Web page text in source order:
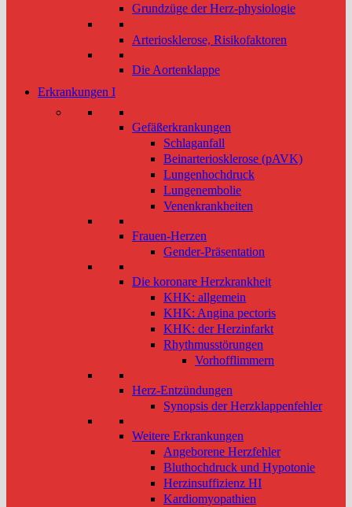
Grundzüge der Herz-physiologie
Arteriosklerose, Risikofaktoren
Die Aortenklappe
Erkrankungen I
Gefäßerkrankungen
Schlaganfall
Beinarteriosklerose (pAVK)
Lungenhochdruck
Lungenembolie
Venenkrankheiten
Frauen-Herzen
Gender-Präsentation
Die koronare Herzkrankheit
KHK: allgemein
KHK: Angina pectoris
KHK: der Herzinfarkt
Rhythmusstörungen
Vorhofflimmern
Herz-Entzündungen
Synopsis der Herzklappenfehler
Weitere Erkrankungen
Angeborene Herzfehler
Bluthochdruck und Hypotonie
Herzinsuffizienz HI
Kardiomyopathien